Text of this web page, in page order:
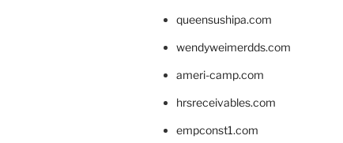
queensushipa.com
wendyweimerdds.com
ameri-camp.com
hrsreceivables.com
empconst1.com